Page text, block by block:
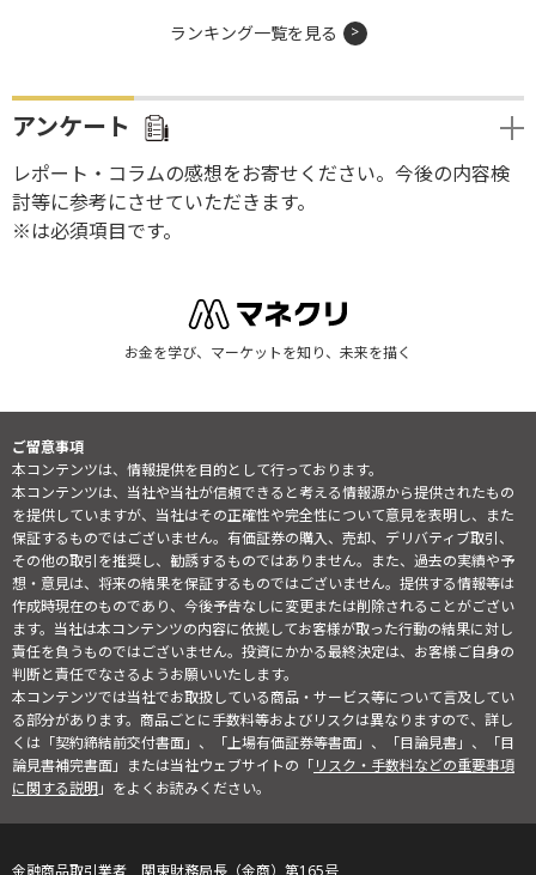
ランキング一覧を見る
アンケート
レポート・コラムの感想をお寄せください。今後の内容検
討等に参考にさせていただきます。
※は必須項目です。
お金を学び、マーケットを知り、未来を描く
ご留意事項
本コンテンツは、情報提供を目的として行っております。
本コンテンツは、当社や当社が信頼できると考える情報源から提供されたもの
を提供していますが、当社はその正確性や完全性について意見を表明し、また
保証するものではございません。有価証券の購入、売却、デリバティブ取引、
その他の取引を推奨し、勧誘するものではありません。また、過去の実績や予
想・意見は、将来の結果を保証するものではございません。提供する情報等は
作成時現在のものであり、今後予告なしに変更または削除されることがござい
ます。当社は本コンテンツの内容に依拠してお客様が取った行動の結果に対し
責任を負うものではございません。投資にかかる最終決定は、お客様ご自身の
判断と責任でなさるようお願いいたします。
本コンテンツでは当社でお取扱している商品・サービス等について言及してい
る部分があります。商品ごとに手数料等およびリスクは異なりますので、詳し
くは「契約締結前交付書面」、「上場有価証券等書面」、「目論見書」、「目
論見書補完書面」または当社ウェブサイトの「リスク・手数料などの重要事項
に関する説明」をよくお読みください。
金融商品取引業者 関東財務局長（金商）第165号